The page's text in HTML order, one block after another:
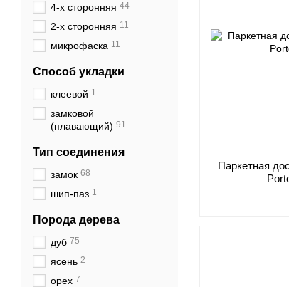
Паркетная
4-х сторонняя 44
2-х сторонняя 11
микрофаска 11
Способ укладки
клеевой 1
замковой
(плавающий) 91
Тип соединения
замок 68
шип-паз 1
Порода дерева
дуб 75
ясень 2
орех 7